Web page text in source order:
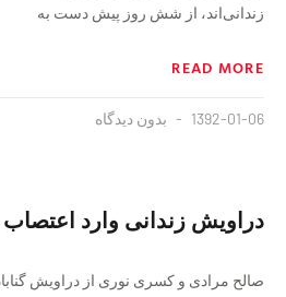
زندانی‌اند، از شش روز پیش دست به
READ MORE
1392-01-06 بدون دیدگاه
دراویش زندانی وارد
صالح مرادی و کسری نوری از دراویش